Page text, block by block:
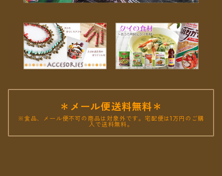
＊メール便送料無料＊
※食品、メール便不可の商品は対象外です。宅配便は1万円のご購
入で送料無料。